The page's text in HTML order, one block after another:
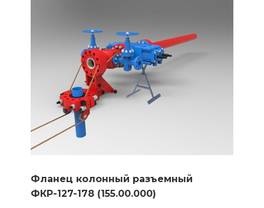
Фланец колонный разъемный
ФКР-127-178 (155.00.000)